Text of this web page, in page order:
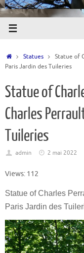
Accueil
Statues
Statue of
Paris Jardin des Tuileries
Statue of
Charles
Tuileries
admin 2 mai 2022
Views: 112
Statue of Charles
Paris Jardin des